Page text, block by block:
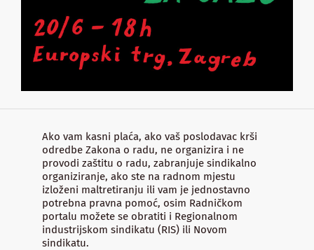
Ako vam kasni plaća, ako vaš poslodavac krši
odredbe Zakona o radu, ne organizira i ne
provodi zaštitu o radu, zabranjuje sindikalno
organiziranje, ako ste na radnom mjestu
izloženi maltretiranju ili vam je jednostavno
potrebna pravna pomoć, osim Radničkom
portalu možete se obratiti i Regionalnom
industrijskom sindikatu (RIS) ili Novom
sindikatu.